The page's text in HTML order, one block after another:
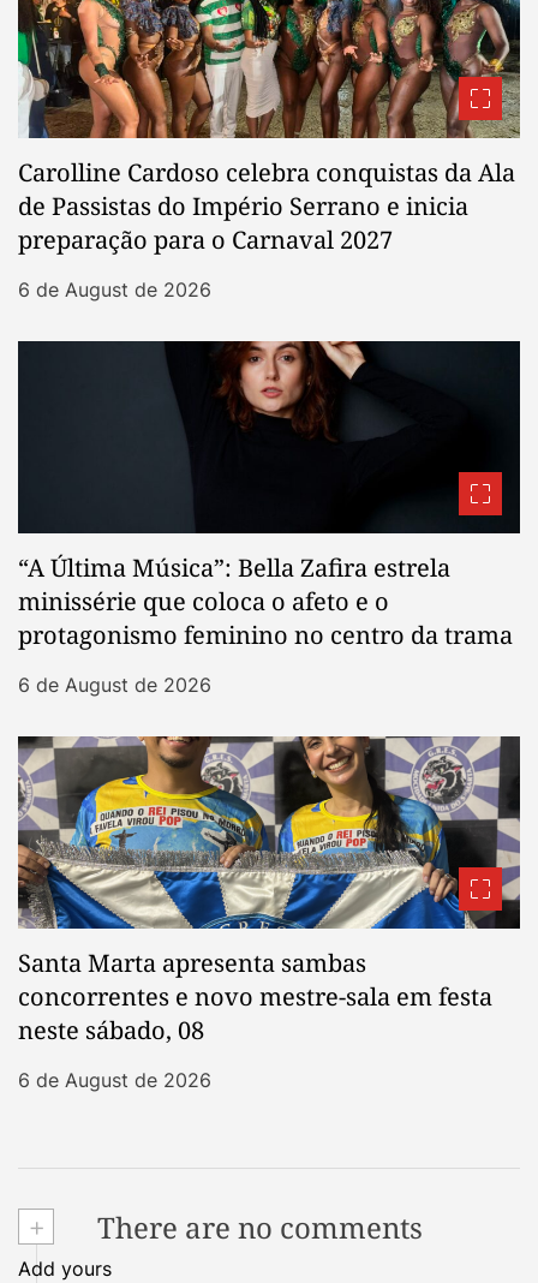
Carolline Cardoso celebra conquistas da Ala
de Passistas do Império Serrano e inicia
preparação para o Carnaval 2027
6 de August de 2026
“A Última Música”: Bella Zafira estrela
minissérie que coloca o afeto e o
protagonismo feminino no centro da trama
6 de August de 2026
Santa Marta apresenta sambas
concorrentes e novo mestre-sala em festa
neste sábado, 08
6 de August de 2026
+ There are no comments
Add yours